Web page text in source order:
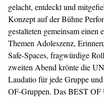
gelacht, entdeckt und
Konzept auf der Bühne
gestalteten gemeinsam
Themen Adoleszenz,
Safe-Spaces, fragwürdige
zweiten Abend krönte die
Laudatio für jede Gruppe
OF-Gruppen. Das BEST